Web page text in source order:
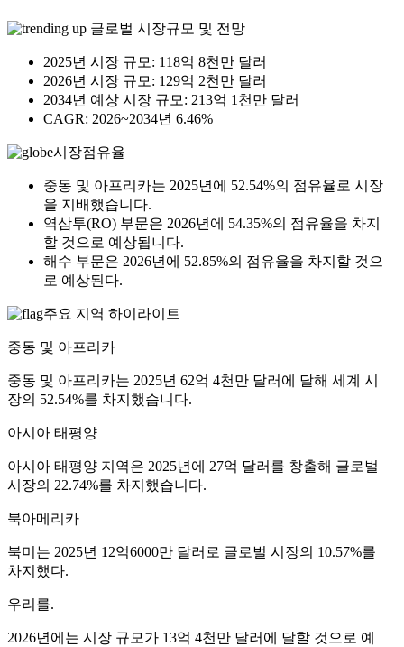
글로벌 시장규모 및 전망
2025년 시장 규모: 118억 8천만 달러
2026년 시장 규모: 129억 2천만 달러
2034년 예상 시장 규모: 213억 1천만 달러
CAGR: 2026~2034년 6.46%
시장점유율
중동 및 아프리카는 2025년에 52.54%의 점유율로 시장
을 지배했습니다.
역삼투(RO) 부문은 2026년에 54.35%의 점유율을 차지
할 것으로 예상됩니다.
해수 부문은 2026년에 52.85%의 점유율을 차지할 것으
로 예상된다.
주요 지역 하이라이트
중동 및 아프리카
중동 및 아프리카는 2025년 62억 4천만 달러에 달해 세계 시
장의 52.54%를 차지했습니다.
아시아 태평양
아시아 태평양 지역은 2025년에 27억 달러를 창출해 글로벌
시장의 22.74%를 차지했습니다.
북아메리카
북미는 2025년 12억6000만 달러로 글로벌 시장의 10.57%를
차지했다.
우리를.
2026년에는 시장 규모가 13억 4천만 달러에 달할 것으로 예